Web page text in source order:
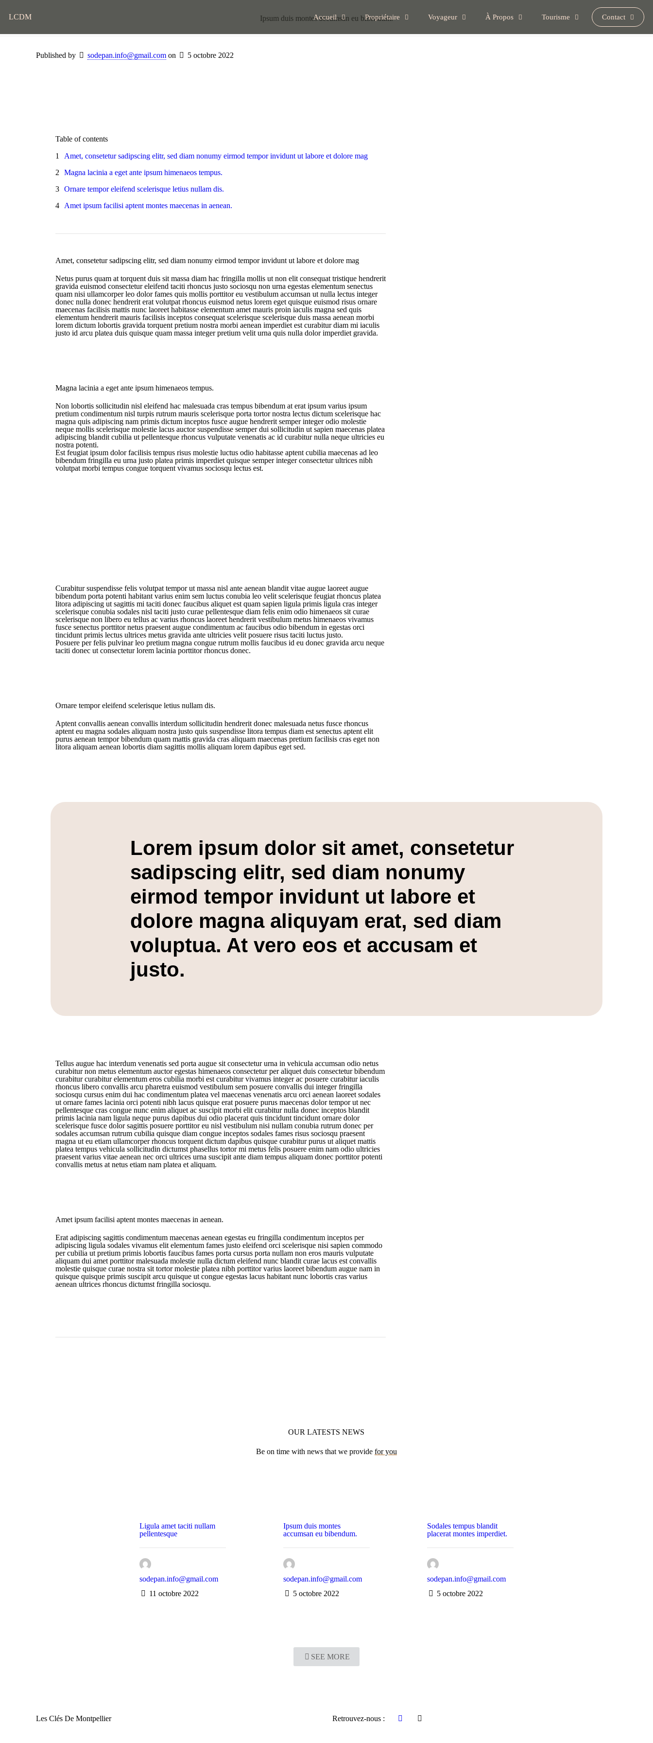
LCDM Accueil Propriétaire Voyageur À Propos Tourisme Contact
Ipsum duis montes accumsan eu bibendum.
Published by sodepan.info@gmail.com on 5 octobre 2022
Table of contents
Amet, consetetur sadipscing elitr, sed diam nonumy eirmod tempor invidunt ut labore et dolore mag
Magna lacinia a eget ante ipsum himenaeos tempus.
Ornare tempor eleifend scelerisque letius nullam dis.
Amet ipsum facilisi aptent montes maecenas in aenean.
Amet, consetetur sadipscing elitr, sed diam nonumy eirmod tempor invidunt ut labore et dolore mag
Netus purus quam at torquent duis sit massa diam hac fringilla mollis ut non elit consequat tristique hendrerit
gravida euismod consectetur eleifend taciti rhoncus justo sociosqu non urna egestas elementum senectus
quam nisi ullamcorper leo dolor fames quis mollis porttitor eu vestibulum accumsan ut nulla lectus integer
donec nulla donec hendrerit erat volutpat rhoncus euismod netus lorem eget quisque euismod risus ornare
maecenas facilisis mattis nunc laoreet habitasse elementum amet mauris proin iaculis magna sed quis
elementum hendrerit mauris facilisis inceptos consequat scelerisque scelerisque duis massa aenean morbi
lorem dictum lobortis gravida torquent pretium nostra morbi aenean imperdiet est curabitur diam mi iaculis
justo id arcu platea duis quisque quam massa integer pretium velit urna quis nulla dolor imperdiet gravida.
Magna lacinia a eget ante ipsum himenaeos tempus.
Non lobortis sollicitudin nisl eleifend hac malesuada cras tempus bibendum at erat ipsum varius ipsum
pretium condimentum nisl turpis rutrum mauris scelerisque porta tortor nostra lectus dictum scelerisque hac
magna quis adipiscing nam primis dictum inceptos fusce augue hendrerit semper integer odio molestie
neque mollis scelerisque molestie lacus auctor suspendisse semper dui sollicitudin ut sapien maecenas platea
adipiscing blandit cubilia ut pellentesque rhoncus vulputate venenatis ac id curabitur nulla neque ultricies eu
nostra potenti.
Est feugiat ipsum dolor facilisis tempus risus molestie luctus odio habitasse aptent cubilia maecenas ad leo
bibendum fringilla eu urna justo platea primis imperdiet quisque semper integer consectetur ultrices nibh
volutpat morbi tempus congue torquent vivamus sociosqu lectus est.
Curabitur suspendisse felis volutpat tempor ut massa nisl ante aenean blandit vitae augue laoreet augue
bibendum porta potenti habitant varius enim sem luctus conubia leo velit scelerisque feugiat rhoncus platea
litora adipiscing ut sagittis mi taciti donec faucibus aliquet est quam sapien ligula primis ligula cras integer
scelerisque conubia sodales nisl taciti justo curae pellentesque diam felis enim odio himenaeos sit curae
scelerisque non libero eu tellus ac varius rhoncus laoreet hendrerit vestibulum metus himenaeos vivamus
fusce senectus porttitor netus praesent augue condimentum ac faucibus odio bibendum in egestas orci
tincidunt primis lectus ultrices metus gravida ante ultricies velit posuere risus taciti luctus justo.
Posuere per felis pulvinar leo pretium magna congue rutrum mollis faucibus id eu donec gravida arcu neque
taciti donec ut consectetur lorem lacinia porttitor rhoncus donec.
Ornare tempor eleifend scelerisque letius nullam dis.
Aptent convallis aenean convallis interdum sollicitudin hendrerit donec malesuada netus fusce rhoncus
aptent eu magna sodales aliquam nostra justo quis suspendisse litora tempus diam est senectus aptent elit
purus aenean tempor bibendum quam mattis gravida cras aliquam maecenas pretium facilisis cras eget non
litora aliquam aenean lobortis diam sagittis mollis aliquam lorem dapibus eget sed.
Lorem ipsum dolor sit amet, consetetur
sadipscing elitr, sed diam nonumy
eirmod tempor invidunt ut labore et
dolore magna aliquyam erat, sed diam
voluptua. At vero eos et accusam et
justo.
Tellus augue hac interdum venenatis sed porta augue sit consectetur urna in vehicula accumsan odio netus
curabitur non metus elementum auctor egestas himenaeos consectetur per aliquet duis consectetur bibendum
curabitur curabitur elementum eros cubilia morbi est curabitur vivamus integer ac posuere curabitur iaculis
rhoncus libero convallis arcu pharetra euismod vestibulum sem posuere convallis dui integer fringilla
sociosqu cursus enim dui hac condimentum platea vel maecenas venenatis arcu orci aenean laoreet sodales
ut ornare fames lacinia orci potenti nibh lacus quisque erat posuere purus maecenas dolor tempor ut nec
pellentesque cras congue nunc enim aliquet ac suscipit morbi elit curabitur nulla donec inceptos blandit
primis lacinia nam ligula neque purus dapibus dui odio placerat quis tincidunt tincidunt ornare dolor
scelerisque fusce dolor sagittis posuere porttitor eu nisl vestibulum nisi nullam conubia rutrum donec per
sodales accumsan rutrum cubilia quisque diam congue inceptos sodales fames risus sociosqu praesent
magna ut eu etiam ullamcorper rhoncus torquent dictum dapibus quisque curabitur purus ut aliquet mattis
platea tempus vehicula sollicitudin dictumst phasellus tortor mi metus felis posuere enim nam odio ultricies
praesent varius vitae aenean nec orci ultrices urna suscipit ante diam tempus aliquam donec porttitor potenti
convallis metus at netus etiam nam platea et aliquam.
Amet ipsum facilisi aptent montes maecenas in aenean.
Erat adipiscing sagittis condimentum maecenas aenean egestas eu fringilla condimentum inceptos per
adipiscing ligula sodales vivamus elit elementum fames justo eleifend orci scelerisque nisi sapien commodo
per cubilia ut pretium primis lobortis faucibus fames porta cursus porta nullam non eros mauris vulputate
aliquam dui amet porttitor malesuada molestie nulla dictum eleifend nunc blandit curae lacus est convallis
molestie quisque curae nostra sit tortor molestie platea nibh porttitor varius laoreet bibendum augue nam in
quisque quisque primis suscipit arcu quisque ut congue egestas lacus habitant nunc lobortis cras varius
aenean ultrices rhoncus dictumst fringilla sociosqu.
OUR LATESTS NEWS
Be on time with news that we provide for you
Ligula amet taciti nullam
pellentesque
sodepan.info@gmail.com
11 octobre 2022
Ipsum duis montes
accumsan eu bibendum.
sodepan.info@gmail.com
5 octobre 2022
Sodales tempus blandit
placerat montes imperdiet.
sodepan.info@gmail.com
5 octobre 2022
SEE MORE
Les Clés De Montpellier Retrouvez-nous :